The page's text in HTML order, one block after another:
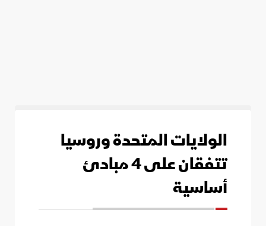
الولايات المتحدة وروسيا
تتفقان على 4 مبادئ
أساسية